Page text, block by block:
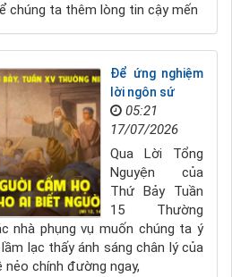
chúng ta thêm lòng tin cậy mến
Để ứng nghiệm
lời ngôn sứ
05:21
17/07/2026
Qua Lời Tổng
Nguyện của
Thứ Bảy Tuần
15 Thường
nhà phụng vụ muốn chúng ta ý
lạc thấy ánh sáng chân lý của
chính đường ngay,